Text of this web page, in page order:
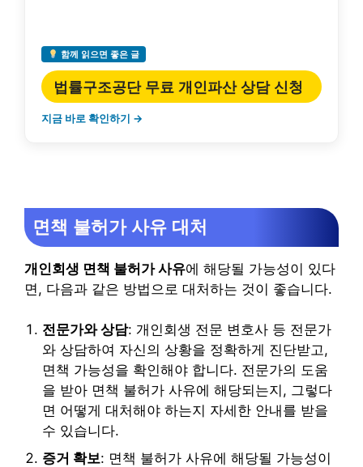
함께 읽으면 좋은 글
법률구조공단 무료 개인파산 상담 신청
지금 바로 확인하기 →
면책 불허가 사유 대처
개인회생 면책 불허가 사유에 해당될 가능성이 있다
면, 다음과 같은 방법으로 대처하는 것이 좋습니다.
전문가와 상담: 개인회생 전문 변호사 등 전문가
와 상담하여 자신의 상황을 정확하게 진단받고,
면책 가능성을 확인해야 합니다. 전문가의 도움
을 받아 면책 불허가 사유에 해당되는지, 그렇다
면 어떻게 대처해야 하는지 자세한 안내를 받을
수 있습니다.
증거 확보: 면책 불허가 사유에 해당될 가능성이